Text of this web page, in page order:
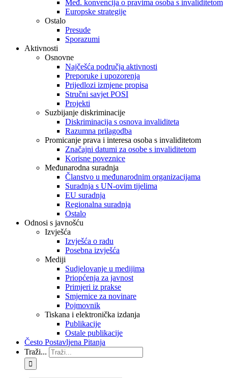
Međ. konvencija o pravima osoba s invaliditetom
Europske strategije
Ostalo
Presude
Sporazumi
Aktivnosti
Osnovne
Najčešća područja aktivnosti
Preporuke i upozorenja
Prijedlozi izmjene propisa
Stručni savjet POSI
Projekti
Suzbijanje diskriminacije
Diskriminacija s osnova invaliditeta
Razumna prilagodba
Promicanje prava i interesa osoba s invaliditetom
Značajni datumi za osobe s invaliditetom
Korisne poveznice
Međunarodna suradnja
Članstvo u međunarodnim organizacijama
Suradnja s UN-ovim tijelima
EU suradnja
Regionalna suradnja
Ostalo
Odnosi s javnošću
Izvješća
Izvješća o radu
Posebna izvješća
Mediji
Sudjelovanje u medijima
Priopćenja za javnost
Primjeri iz prakse
Smjernice za novinare
Pojmovnik
Tiskana i elektronička izdanja
Publikacije
Ostale publikacije
Često Postavljena Pitanja
Traži...